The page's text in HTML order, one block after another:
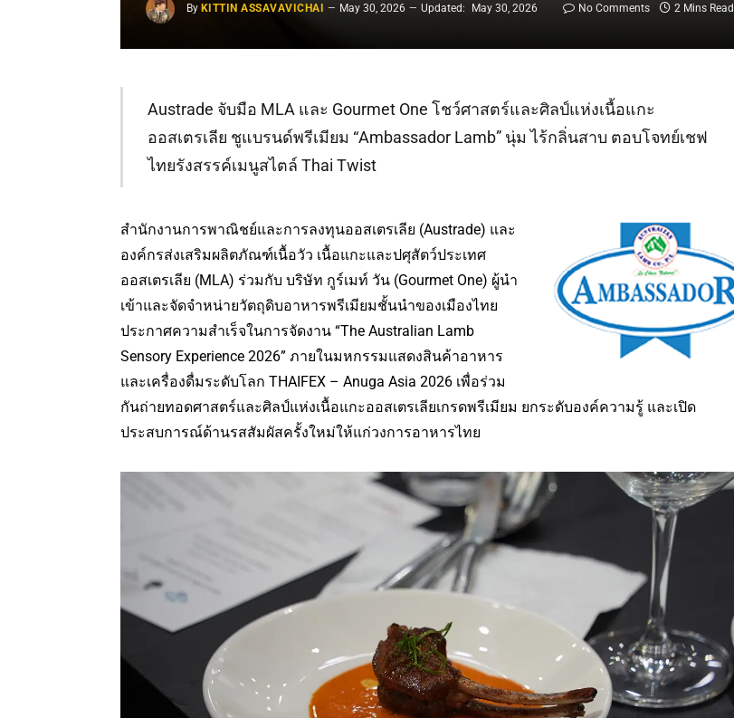
By KITTIN ASSAVAVICHAI May 30, 2026 Updated: May 30, 2026 No Comments 2 Mins Read
Austrade จับมือ MLA และ Gourmet One โชว์ศาสตร์และศิลป์แห่งเนื้อแกะ
ออสเตรเลีย ชูแบรนด์พรีเมียม “Ambassador Lamb” นุ่ม ไร้กลิ่นสาบ ตอบโจทย์เชฟ
ไทยรังสรรค์เมนูสไตล์ Thai Twist
สำนักงานการพาณิชย์และการลงทุนออสเตรเลีย (Austrade) และ
องค์กรส่งเสริมผลิตภัณฑ์เนื้อวัว เนื้อแกะและปศุสัตว์ประเทศ
ออสเตรเลีย (MLA) ร่วมกับ บริษัท กูร์เมท์ วัน (Gourmet One) ผู้นำ
เข้าและจัดจำหน่ายวัตถุดิบอาหารพรีเมียมชั้นนำของเมืองไทย
ประกาศความสำเร็จในการจัดงาน “The Australian Lamb
Sensory Experience 2026” ภายในมหกรรมแสดงสินค้าอาหาร
และเครื่องดื่มระดับโลก THAIFEX – Anuga Asia 2026 เพื่อร่วม
กันถ่ายทอดศาสตร์และศิลป์แห่งเนื้อแกะออสเตรเลียเกรดพรีเมียม ยกระดับองค์ความรู้ และเปิด
ประสบการณ์ด้านรสสัมผัสครั้งใหม่ให้แก่วงการอาหารไทย